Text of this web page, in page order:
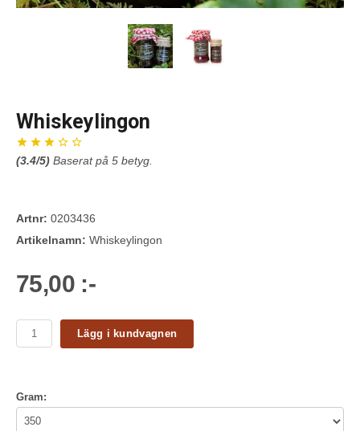
Whiskeylingon
(3.4/5) Baserat på 5 betyg.
Artnr: 0203436
Artikelnamn: Whiskeylingon
75,00 :-
Lägg i kundvagnen
Gram: